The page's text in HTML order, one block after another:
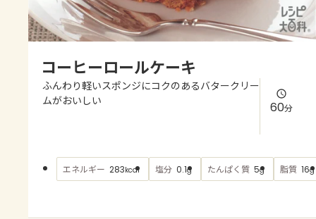
レシピ
よくあるお問い合わせ
AJINOMOTO PARK とは
コーヒーロールケーキ
ふんわり軽いスポンジにコクのあるバタークリー
ムがおいしい
60分
エネルギー 283kcal 塩分 0.1g たんぱく質 5g 脂質 16g